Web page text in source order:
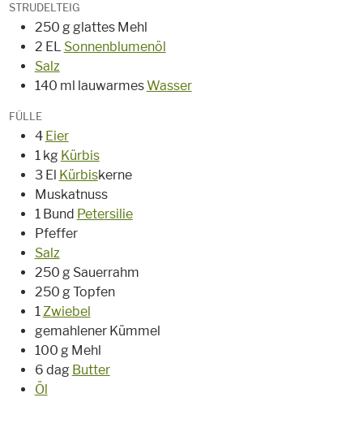
STRUDELTEIG
250 g glattes Mehl
2 EL Sonnenblumenöl
Salz
140 ml lauwarmesWasser
FÜLLE
4 Eier
1 kg Kürbis
3 El Kürbiskerne
Muskatnuss
1 Bund Petersilie
Pfeffer
Salz
250 g Sauerrahm
250 g Topfen
1Zwiebel
gemahlener Kümmel
100 g Mehl
6 dag Butter
Öl